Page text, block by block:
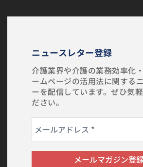
ニュースレター登録
介護業界や介護の業務効率化
ームページの活用法に関する
ーを配信しています。ぜひ気
ださい。